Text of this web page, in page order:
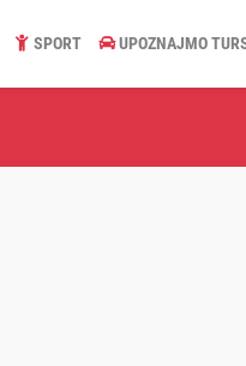
SPORT UPOZNAJMO